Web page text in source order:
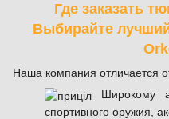
Где заказать
Выбирайте
Наша компания отличается
Широкому
спортивного оружия,